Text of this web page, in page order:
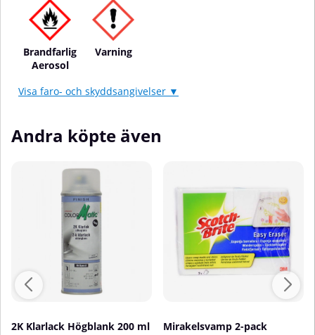
Brandfarlig
Aerosol
Varning
Visa faro- och skyddsangivelser ▼
Andra köpte även
2K Klarlack Högblank 200 ml Mirakelsvamp 2-pack